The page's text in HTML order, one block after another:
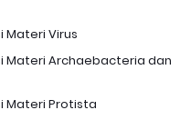
Materi Virus
Materi Archaebacteria dan
Materi Protista